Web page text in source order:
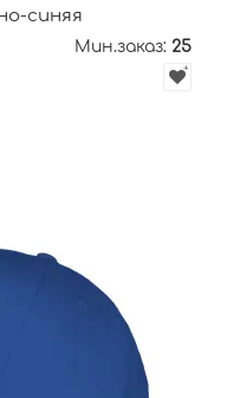
синяя
Мин.заказ: 25